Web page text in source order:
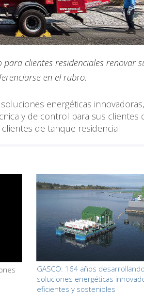
clientes residenciales renovar
en el rubro.
energéticas innovadoras,
y de control para sus clientes
de tanque residencial.
GASCO: 164 años desarrollando
soluciones energéticas
eficientes y sostenibles